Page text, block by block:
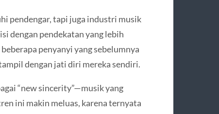
pendengar, tapi juga industri musik
dengan pendekatan yang lebih
penyanyi yang sebelumnya
dengan jati diri mereka sendiri.
“new sincerity”—musik yang
ini makin meluas, karena ternyata